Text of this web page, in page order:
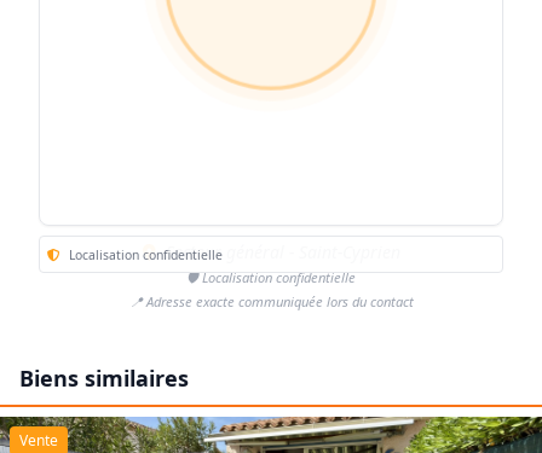
Localisation confidentielleSecteur général - Saint-Cyprien
🛡️ Localisation confidentielle
📍 Adresse exacte communiquée lors du contact
Biens similaires
Vente